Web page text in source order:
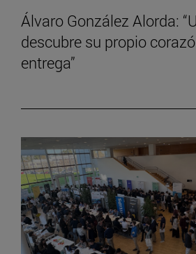
Álvaro González Alorda:
descubre su propio
entrega”